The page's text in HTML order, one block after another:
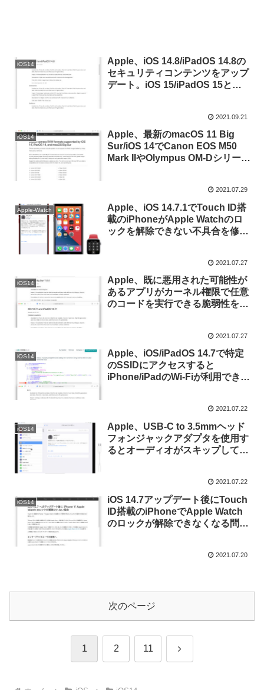
iOS14
Apple、iOS 14.8/iPadOS 14.8の
セキュリティコンテンツをアップ
デート。iOS 15/iPadOS 15と同
2021.09.21
iOS14
Apple、最新のmacOS 11 Big
Sur/iOS 14でCanon EOS M50
Mark IIやOlympus OM-Dシリーズ
2021.07.29
Apple-Watch
Apple、iOS 14.7.1でTouch ID搭
載のiPhoneがApple Watchのロ
ックを解除できない不具合を修
2021.07.27
iOS14
Apple、既に悪用された可能性が
あるアプリがカーネル権限で任意
のコードを実行できる脆弱性を修
2021.07.27
iOS14
Apple、iOS/iPadOS 14.7で特定
のSSIDにアクセスすると
iPhone/iPadのWi-Fiが利用できな
2021.07.22
iOS14
Apple、USB-C to 3.5mmヘッド
フォンジャックアダプタを使用す
るとオーディオがスキップしてし
2021.07.22
iOS14
iOS 14.7アップデート後にTouch
ID搭載のiPhoneでApple Watch
のロックが解除できなくなる問題
2021.07.20
次のページ
1 2 11 次